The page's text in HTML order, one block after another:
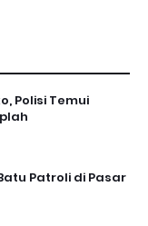
Polisi Temui
Patroli di Pasar